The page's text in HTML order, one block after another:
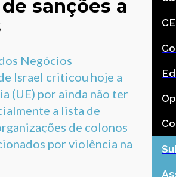
sanções a
Negócios
Israel criticou hoje a
(UE) por ainda não ter
a lista de
de colonos
por violência na